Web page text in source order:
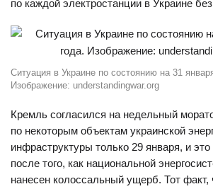
по каждой электростанции в Украине
Ситуация в Украине по состоянию на 31
Изображение: understandingwar.org
Кремль согласился на недельный
по некоторым объектам украинской
инфраструктуры только 29 января, и
после того, как национальной
нанесен колоссальный ущерб. Тот факт,